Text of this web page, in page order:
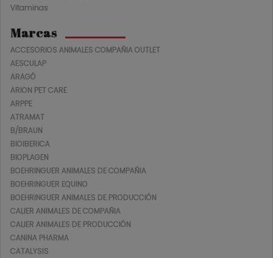
Vitaminas
Marcas
ACCESORIOS ANIMALES COMPAÑIA OUTLET
AESCULAP
ARAGÓ
ARION PET CARE
ARPPE
ATRAMAT
B/BRAUN
BIOIBERICA
BIOPLAGEN
BOEHRINGUER ANIMALES DE COMPAÑIA
BOEHRINGUER EQUINO
BOEHRINGUER ANIMALES DE PRODUCCIÓN
CALIER ANIMALES DE COMPAÑIA
CALIER ANIMALES DE PRODUCCIÓN
CANINA PHARMA
CATALYSIS